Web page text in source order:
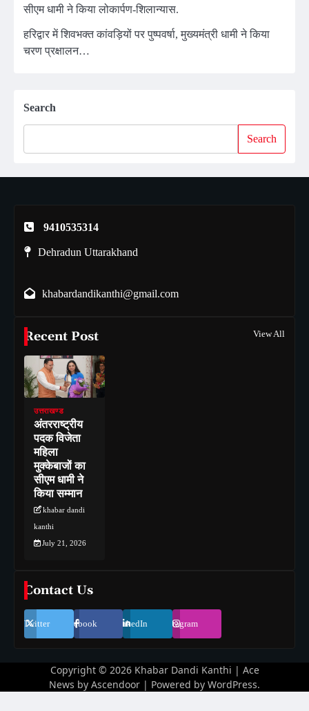
सीएम धामी ने किया लोकार्पण-शिलान्यास.
हरिद्वार में शिवभक्त कांवड़ियों पर पुष्पवर्षा, मुख्यमंत्री धामी ने किया
चरण प्रक्षालन…
Search
Search
9410535314
Dehradun Uttarakhand
khabardandikanthi@gmail.com
Recent Post View All
उत्तराखण्ड
अंतरराष्ट्रीय
पदक विजेता
महिला
मुक्केबाजों का
सीएम धामी ने
किया सम्मान
khabar dandi
kanthi
July 21, 2026
Contact Us
Twitter Facebook LinkedIn Instagram
Copyright © 2026 Khabar Dandi Kanthi | Ace
News by Ascendoor | Powered by WordPress.